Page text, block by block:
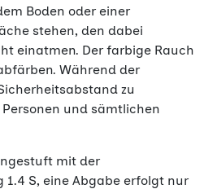
Boden oder einer
stehen, den dabei
einatmen. Der farbige Rauch
Während der
zu
und sämtlichen
mit der
S, eine Abgabe erfolgt nur